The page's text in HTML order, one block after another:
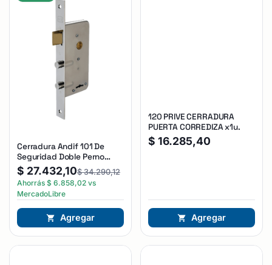
Cerradura Andif 101 De
Seguridad Doble Perno
Reforzada Plateado
$ 27.432,10$34.290,12
Ahorrás $ 6.858,02 vs
MercadoLibre
Agregar
120 PRIVE CERRADURA
PUERTA CORREDIZA x1u.
$ 16.285,40
Agregar